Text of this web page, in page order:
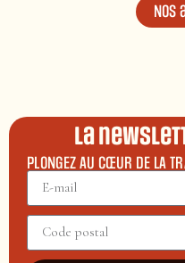
Nos
La
PLONGEZ AU CŒUR DE LA